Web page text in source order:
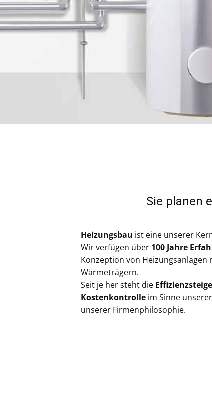
Sie planen
Heizungsbau ist eine unserer
Wir verfügen über 100 Jahre
Konzeption von Heizungsanlagen
Wärmeträgern.
Seit je her steht die
Kostenkontrolle im Sinne
unserer Firmenphilosophie.